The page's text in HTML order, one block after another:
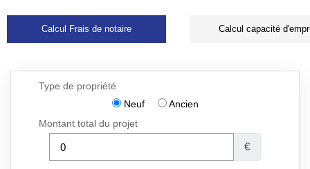
Calcul Frais de notaire Calcul capacité